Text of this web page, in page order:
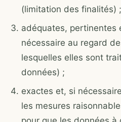
(limitation des finalités) ;
adéquates, pertinentes
nécessaire au regard
lesquelles elles sont
données) ;
exactes et, si
les mesures